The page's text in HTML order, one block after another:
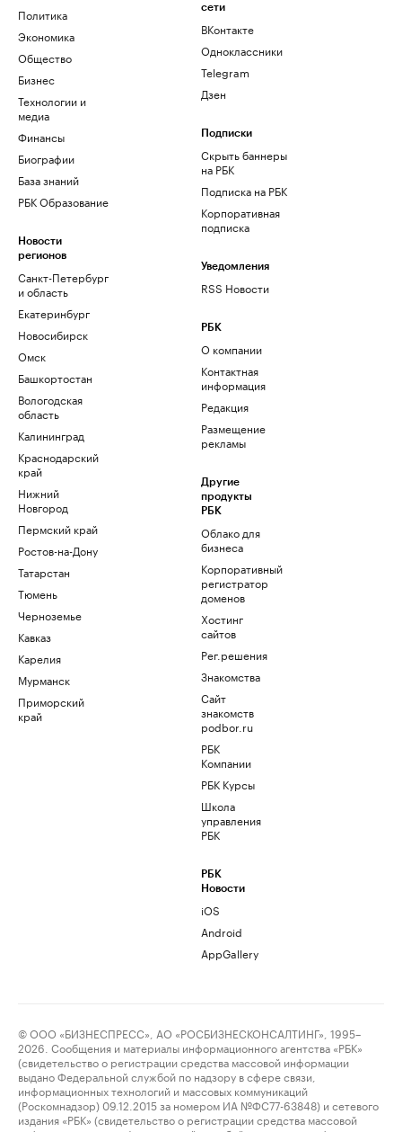
Политика
Экономика
Общество
Бизнес
Технологии и
медиа
Финансы
Биографии
База знаний
РБК Образование
Новости
регионов
Санкт-Петербург
и область
Екатеринбург
Новосибирск
Омск
Башкортостан
Вологодская
область
Калининград
Краснодарский
край
Нижний
Новгород
Пермский край
Ростов-на-Дону
Татарстан
Тюмень
Черноземье
Кавказ
Карелия
Мурманск
Приморский
край
сети
ВКонтакте
Одноклассники
Telegram
Дзен
Подписки
Скрыть баннеры
на РБК
Подписка на РБК
Корпоративная
подписка
Уведомления
RSS Новости
РБК
О компании
Контактная
информация
Редакция
Размещение
рекламы
Другие
продукты
РБК
Облако для
бизнеса
Корпоративный
регистратор
доменов
Хостинг
сайтов
Рег.решения
Знакомства
Сайт
знакомств
podbor.ru
РБК
Компании
РБК Курсы
Школа
управления
РБК
РБК
Новости
iOS
Android
AppGallery
© ООО «БИЗНЕСПРЕСС», АО «РОСБИЗНЕСКОНСАЛТИНГ», 1995–
2026. Сообщения и материалы информационного агентства «РБК»
(свидетельство о регистрации средства массовой информации
выдано Федеральной службой по надзору в сфере связи,
информационных технологий и массовых коммуникаций
(Роскомнадзор) 09.12.2015 за номером ИА №ФС77-63848) и сетевого
издания «РБК» (свидетельство о регистрации средства массовой